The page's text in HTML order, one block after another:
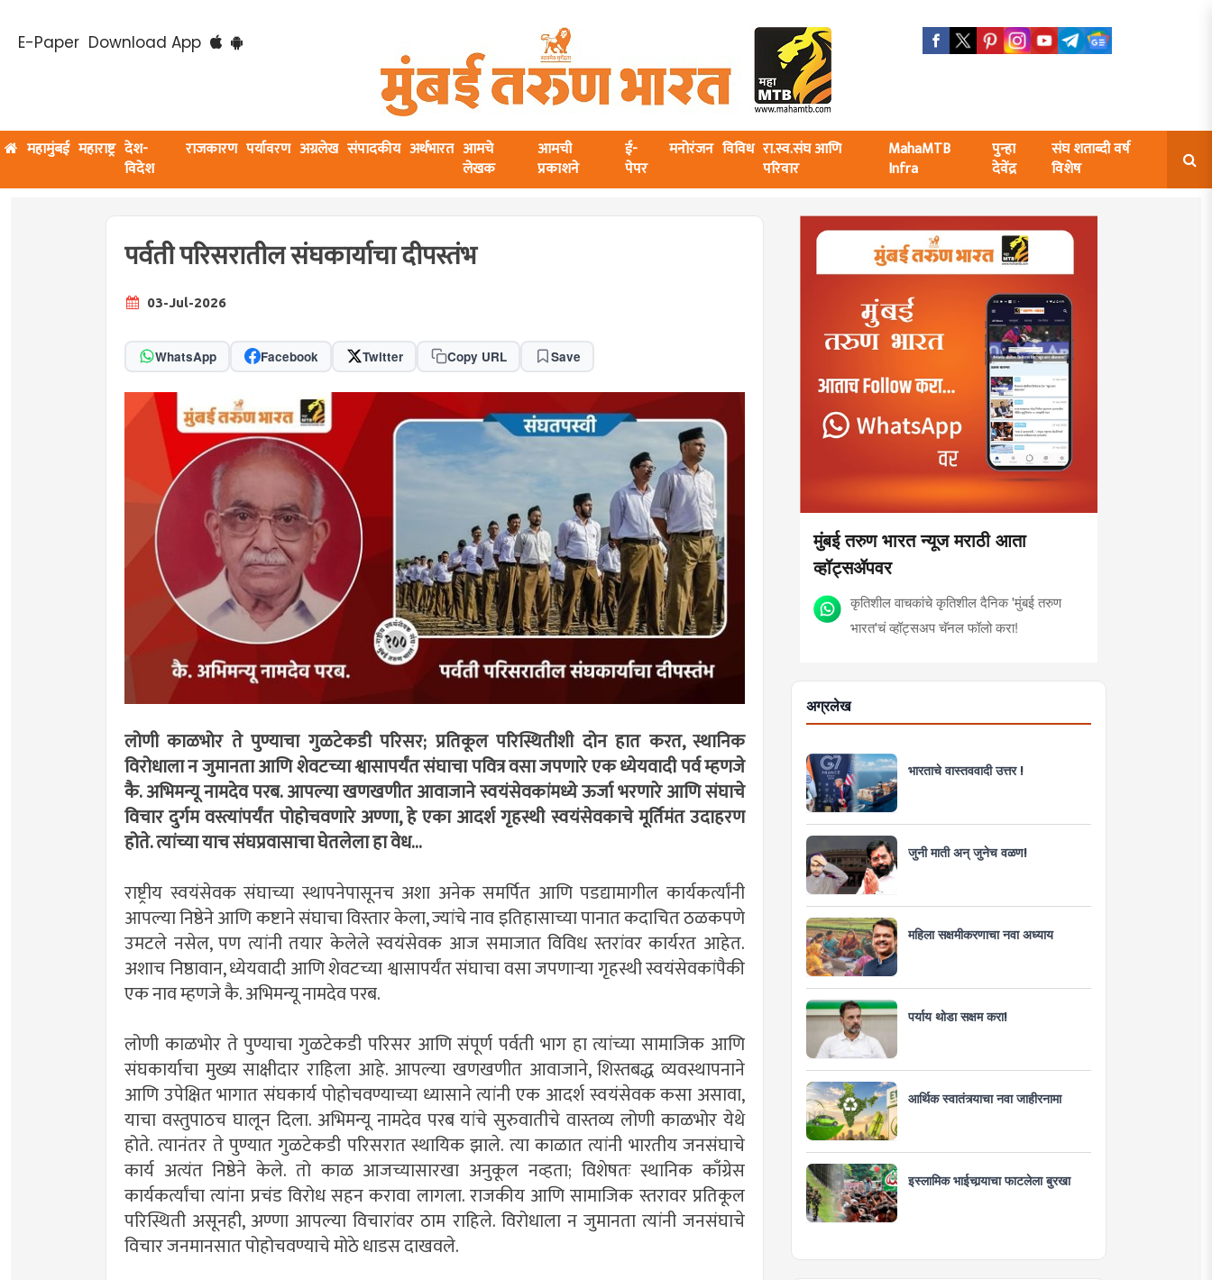
E-Paper Download App
महामुंबई महाराष्ट्र देश-
विदेश
राजकारण पर्यावरण अग्रलेख संपादकीय अर्थभारत आमचे
लेखक
आमची
प्रकाशने
ई-
पेपर
मनोरंजन विविध रा.स्व.संघ आणि
परिवार
MahaMTB
Infra
पुन्हा
देवेंद्र
संघ शताब्दी वर्ष
विशेष
पर्वती परिसरातील संघकार्याचा दीपस्तंभ
03-Jul-2026
WhatsApp Facebook Twitter Copy URL Save
लोणी काळभोर ते पुण्याचा गुळटेकडी परिसर; प्रतिकूल परिस्थितीशी दोन हात करत, स्थानिक
विरोधाला न जुमानता आणि शेवटच्या श्वासापर्यंत संघाचा पवित्र वसा जपणारे एक ध्येयवादी पर्व म्हणजे
कै. अभिमन्यू नामदेव परब. आपल्या खणखणीत आवाजाने स्वयंसेवकांमध्ये ऊर्जा भरणारे आणि संघाचे
विचार दुर्गम वस्त्यांपर्यंत पोहोचवणारे अण्णा, हे एका आदर्श गृहस्थी स्वयंसेवकाचे मूर्तिमंत उदाहरण
होते. त्यांच्या याच संघप्रवासाचा घेतलेला हा वेध...
राष्ट्रीय स्वयंसेवक संघाच्या स्थापनेपासूनच अशा अनेक समर्पित आणि पडद्यामागील कार्यकर्त्यांनी
आपल्या निष्ठेने आणि कष्टाने संघाचा विस्तार केला, ज्यांचे नाव इतिहासाच्या पानात कदाचित ठळकपणे
उमटले नसेल, पण त्यांनी तयार केलेले स्वयंसेवक आज समाजात विविध स्तरांवर कार्यरत आहेत.
अशाच निष्ठावान, ध्येयवादी आणि शेवटच्या श्वासापर्यंत संघाचा वसा जपणाऱ्या गृहस्थी स्वयंसेवकांपैकी
एक नाव म्हणजे कै. अभिमन्यू नामदेव परब.
लोणी काळभोर ते पुण्याचा गुळटेकडी परिसर आणि संपूर्ण पर्वती भाग हा त्यांच्या सामाजिक आणि
संघकार्याचा मुख्य साक्षीदार राहिला आहे. आपल्या खणखणीत आवाजाने, शिस्तबद्ध व्यवस्थापनाने
आणि उपेक्षित भागात संघकार्य पोहोचवण्याच्या ध्यासाने त्यांनी एक आदर्श स्वयंसेवक कसा असावा,
याचा वस्तुपाठच घालून दिला. अभिमन्यू नामदेव परब यांचे सुरुवातीचे वास्तव्य लोणी काळभोर येथे
होते. त्यानंतर ते पुण्यात गुळटेकडी परिसरात स्थायिक झाले. त्या काळात त्यांनी भारतीय जनसंघाचे
कार्य अत्यंत निष्ठेने केले. तो काळ आजच्यासारखा अनुकूल नव्हता; विशेषतः स्थानिक काँग्रेस
कार्यकर्त्यांचा त्यांना प्रचंड विरोध सहन करावा लागला. राजकीय आणि सामाजिक स्तरावर प्रतिकूल
परिस्थिती असूनही, अण्णा आपल्या विचारांवर ठाम राहिले. विरोधाला न जुमानता त्यांनी जनसंघाचे
विचार जनमानसात पोहोचवण्याचे मोठे धाडस दाखवले.
मुंबई तरुण भारत न्यूज मराठी आता
व्हॉट्सॲपवर
कृतिशील वाचकांचे कृतिशील दैनिक 'मुंबई तरुण
भारत'चं व्हॉट्सअप चॅनल फॉलो करा!
अग्रलेख
भारताचे वास्तववादी उत्तर !
जुनी माती अन् जुनेच वळण!
महिला सक्षमीकरणाचा नवा अध्याय
पर्याय थोडा सक्षम करा!
आर्थिक स्वातंत्र्याचा नवा जाहीरनामा
इस्लामिक भाईचार्‍याचा फाटलेला बुरखा